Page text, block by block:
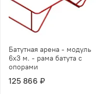
Батутная арена - модуль
6х3 м. - рама батута с
опорами
125 866 ₽